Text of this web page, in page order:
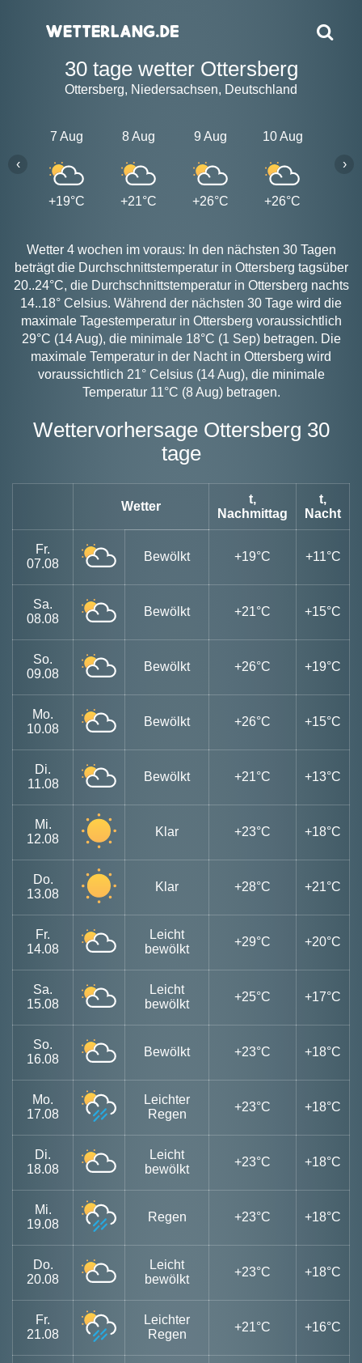
30 tage wetter Ottersberg
Ottersberg, Niedersachsen, Deutschland
7 Aug
+19°C
8 Aug
+21°C
9 Aug
+26°C
10 Aug
+26°C
‹ ›
Wetter 4 wochen im voraus: In den nächsten 30 Tagen
beträgt die Durchschnittstemperatur in Ottersberg tagsüber
20..24°C, die Durchschnittstemperatur in Ottersberg nachts
14..18° Celsius. Während der nächsten 30 Tage wird die
maximale Tagestemperatur in Ottersberg voraussichtlich
29°C (14 Aug), die minimale 18°C (1 Sep) betragen. Die
maximale Temperatur in der Nacht in Ottersberg wird
voraussichtlich 21° Celsius (14 Aug), die minimale
Temperatur 11°C (8 Aug) betragen.
Wettervorhersage Ottersberg 30
tage
Wetter
t,
Nachmittag
t,
Nacht
Fr.
07.08
Bewölkt +19°C +11°C
Sa.
08.08
Bewölkt +21°C +15°C
So.
09.08
Bewölkt +26°C +19°C
Mo.
10.08
Bewölkt +26°C +15°C
Di.
11.08
Bewölkt +21°C +13°C
Mi.
12.08
Klar +23°C +18°C
Do.
13.08
Klar +28°C +21°C
Fr.
14.08
Leicht
bewölkt
+29°C +20°C
Sa.
15.08
Leicht
bewölkt
+25°C +17°C
So.
16.08
Bewölkt +23°C +18°C
Mo.
17.08
Leichter
Regen
+23°C +18°C
Di.
18.08
Leicht
bewölkt
+23°C +18°C
Mi.
19.08
Regen +23°C +18°C
Do.
20.08
Leicht
bewölkt
+23°C +18°C
Fr.
21.08
Leichter
Regen
+21°C +16°C